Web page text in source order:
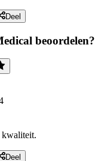
Deel
beoordelen?
kwaliteit.
Deel